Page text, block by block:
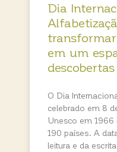
Dia
em um
descobertas
O Dia
celebrado em 8
Unesco em 1966
190 países. A
leitura e da